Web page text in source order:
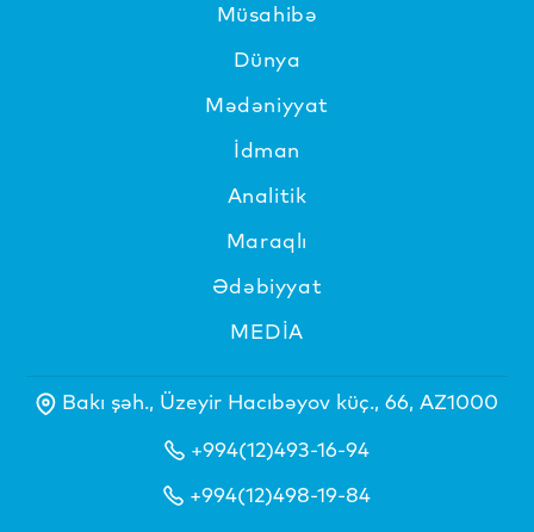
Müsahibə
Dünya
Mədəniyyat
İdman
Analitik
Maraqlı
Ədəbiyyat
MEDİA
Bakı şəh., Üzeyir Hacıbəyov küç., 66, AZ1000
+994(12)493-16-94
+994(12)498-19-84